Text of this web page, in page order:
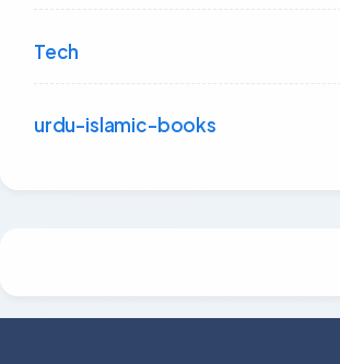
Tech
urdu-islamic-books